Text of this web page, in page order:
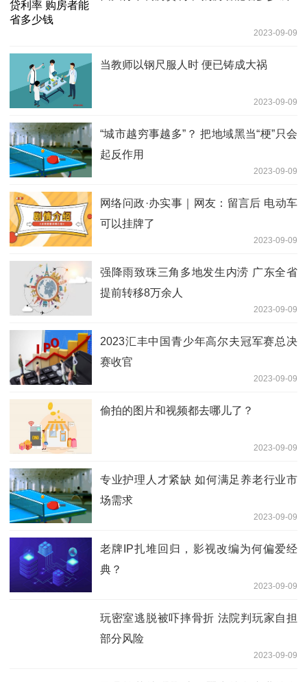
2023-09-09
当教师以钢尺服人时 便已铸成大祸
2023-09-09
“城市越穷事越多”？ 把地域黑当“梗”只会
起反作用
2023-09-09
网络问政·办实事｜网友：留言后 电动车
可以挂牌了
2023-09-09
强降雨致珠三角多地发生内涝 广东全省
提前转移8万余人
2023-09-09
2023汇丰中国青少年高尔夫冠军赛总决
赛收官
2023-09-09
偷拍的图片和视频都去哪儿了？
2023-09-09
专业护理人才紧缺 如何满足养老行业市
场需求
2023-09-09
老牌IP扎堆回归，影视改编为何偏爱经
典？
2023-09-09
玩密室逃脱被吓摔骨折 法院判玩家自担
部分风险
2023-09-09